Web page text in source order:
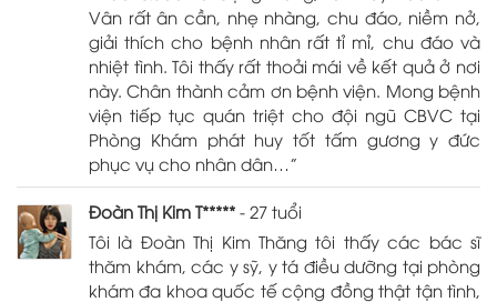
Vân rất ân cần, nhẹ nhàng, chu đáo, niềm nở,
giải thích cho bệnh nhân rất tỉ mỉ, chu đáo và
nhiệt tình. Tôi thấy rất thoải mái về kết quả ở nơi
này. Chân thành cảm ơn bệnh viện. Mong bệnh
viện tiếp tục quán triệt cho đội ngũ CBVC tại
Phòng Khám phát huy tốt tấm gương y đức
phục vụ cho nhân dân…”
Đoàn Thị Kim T***** - 27 tuổi
Tôi là Đoàn Thị Kim Thăng tôi thấy các bác sĩ
thăm khám, các y sỹ, y tá điều dưỡng tại phòng
khám đa khoa quốc tế cộng đồng thật tận tình,